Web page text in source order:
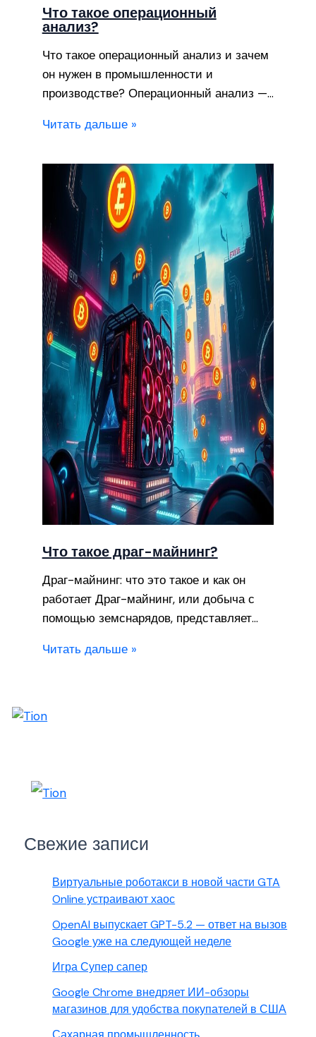
Что такое операционный
анализ?
Что такое операционный анализ и зачем
он нужен в промышленности и
производстве? Операционный анализ —…
Читать дальше »
Что такое драг-майнинг?
Драг-майнинг: что это такое и как он
работает Драг-майнинг, или добыча с
помощью земснарядов, представляет…
Читать дальше »
Свежие записи
Виртуальные роботакси в новой части GTA
Online устраивают хаос
OpenAI выпускает GPT-5.2 — ответ на вызов
Google уже на следующей неделе
Игра Супер сапер
Google Chrome внедряет ИИ-обзоры
магазинов для удобства покупателей в США